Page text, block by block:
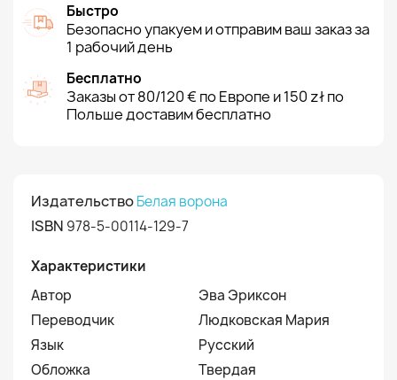
Быстро
Безопасно упакуем и отправим ваш заказ за
1 рабочий день
Бесплатно
Заказы от 80/120 € по Европе и 150 zł по
Польше доставим бесплатно
ИздательствоБелая ворона
ISBN 978-5-00114-129-7
Характеристики
Автор
Эва Эриксон
Переводчик
Людковская Мария
Язык
Русский
Обложка
Твердая